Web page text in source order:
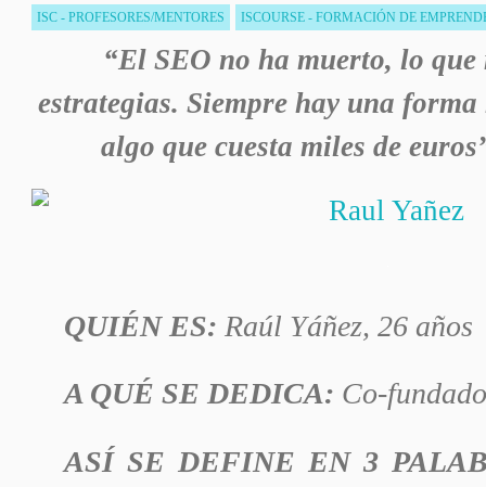
ISC - PROFESORES/MENTORES ISCOURSE - FORMACIÓN DE
“El SEO no ha muerto, lo que
estrategias. Siempre hay una
algo que cuesta miles de
QUIÉN ES: Raúl Yáñez, 26 años
A QUÉ SE DEDICA: Co-
ASÍ SE DEFINE EN 3